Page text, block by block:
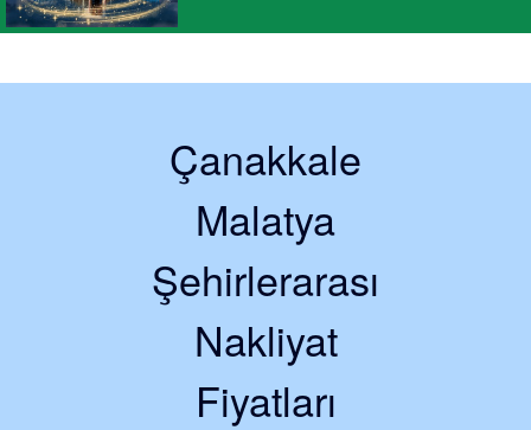
Çanakkale
Malatya
Şehirlerarası
Nakliyat
Fiyatları